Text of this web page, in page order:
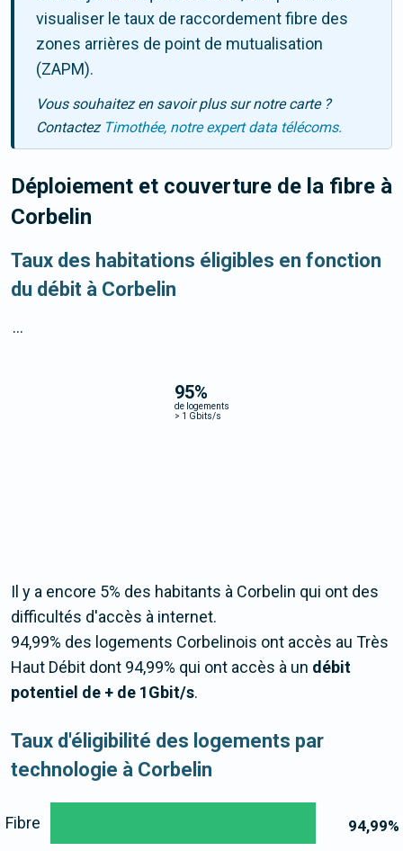
visualiser le taux de raccordement fibre des
zones arrières de point de mutualisation
(ZAPM).
Vous souhaitez en savoir plus sur notre carte ?
Contactez Timothée, notre expert data télécoms.
Déploiement et couverture de la fibre à
Corbelin
Taux des habitations éligibles en fonction
du débit à Corbelin
95%
de logements
> 1 Gbits/s
...
Il y a encore 5% des habitants à Corbelin qui ont des
difficultés d'accès à internet.
94,99% des logements Corbelinois ont accès au Très
Haut Débit dont 94,99% qui ont accès à un débit
potentiel de + de 1Gbit/s.
Taux d'éligibilité des logements par
technologie à Corbelin
94,99%
Fibre